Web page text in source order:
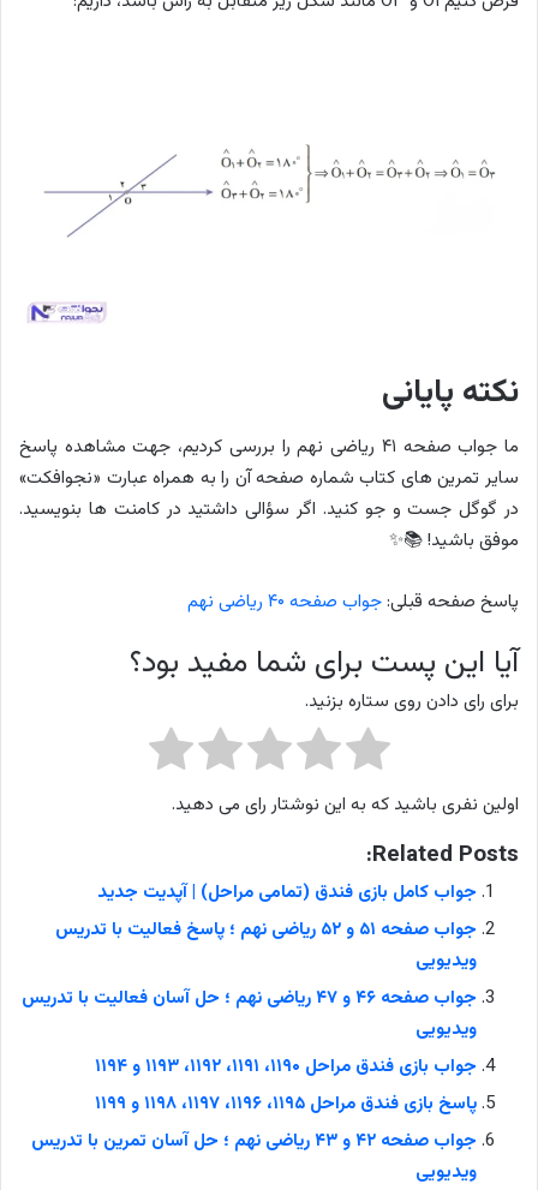
نکته پایانی
ما جواب صفحه ۴۱ ریاضی نهم را بررسی کردیم، جهت مشاهده پاسخ
سایر تمرین های کتاب شماره صفحه آن را به همراه عبارت «نجوافکت»
در گوگل جست و جو کنید. اگر سؤالی داشتید در کامنت ها بنویسید.
موفق باشید! 📚✨
پاسخ صفحه قبلی:جواب صفحه ۴۰ ریاضی نهم
آیا این پست برای شما مفید بود؟
برای رای دادن روی ستاره بزنید.
اولین نفری باشید که به این نوشتار رای می دهید.
Related Posts:
جواب کامل بازی فندق (تمامی مراحل) | آپدیت جدید
جواب صفحه ۵۱ و ۵۲ ریاضی نهم ؛ پاسخ فعالیت با تدریس
ویدیویی
جواب صفحه ۴۶ و ۴۷ ریاضی نهم ؛ حل آسان فعالیت با تدریس
ویدیویی
جواب بازی فندق مراحل ۱۱۹۰، ۱۱۹۱، ۱۱۹۲، ۱۱۹۳ و ۱۱۹۴
پاسخ بازی فندق مراحل ۱۱۹۵، ۱۱۹۶، ۱۱۹۷، ۱۱۹۸ و ۱۱۹۹
جواب صفحه ۴۲ و ۴۳ ریاضی نهم ؛ حل آسان تمرین با تدریس
ویدیویی